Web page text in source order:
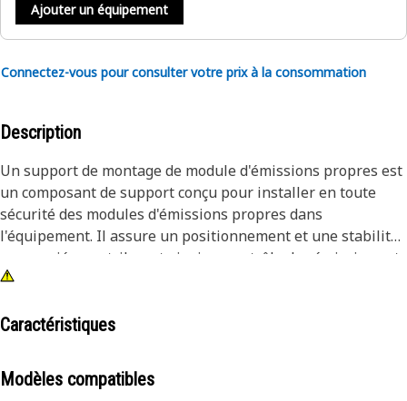
Ajouter un équipement
Connectez-vous pour consulter votre prix à la consommation
Description
Un support de montage de module d'émissions propres est
un composant de support conçu pour installer en toute
sécurité des modules d'émissions propres dans
l'équipement. Il assure un positionnement et une stabilité
appropriés, contribuant ainsi au contrôle des émissions et
à la conformité environnementale.
Attributs:
• Assure un positionnement stable et approprié• Contribue
au contrôle des émissions
Caractéristiques
Modèles compatibles